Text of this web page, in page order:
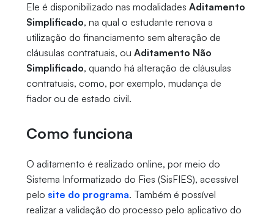
Ele é disponibilizado nas modalidades Aditamento
Simplificado, na qual o estudante renova a
utilização do financiamento sem alteração de
cláusulas contratuais, ou Aditamento Não
Simplificado, quando há alteração de cláusulas
contratuais, como, por exemplo, mudança de
fiador ou de estado civil.
Como funciona
O aditamento é realizado online, por meio do
Sistema Informatizado do Fies (SisFIES), acessível
pelo site do programa. Também é possível
realizar a validação do processo pelo aplicativo do